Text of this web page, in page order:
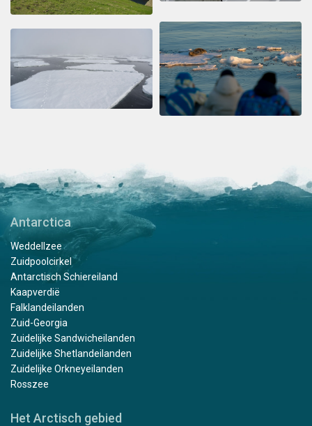
Antarctica
Weddellzee
Zuidpoolcirkel
Antarctisch Schiereiland
Kaapverdië
Falklandeilanden
Zuid-Georgia
Zuidelijke Sandwicheilanden
Zuidelijke Shetlandeilanden
Zuidelijke Orkneyeilanden
Rosszee
Het Arctisch gebied